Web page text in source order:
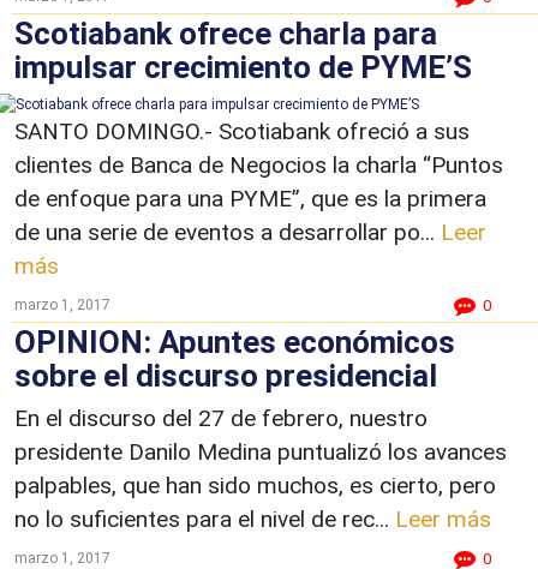
Scotiabank ofrece charla para
impulsar crecimiento de PYME’S
SANTO DOMINGO.- Scotiabank ofreció a sus
clientes de Banca de Negocios la charla “Puntos
de enfoque para una PYME”, que es la primera
de una serie de eventos a desarrollar po... Leer
más
marzo 1, 2017 0
OPINION: Apuntes económicos
sobre el discurso presidencial
En el discurso del 27 de febrero, nuestro
presidente Danilo Medina puntualizó los avances
palpables, que han sido muchos, es cierto, pero
no lo suficientes para el nivel de rec... Leer más
marzo 1, 2017 0